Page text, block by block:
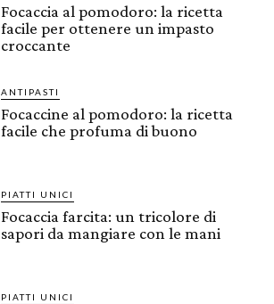
Focaccia al pomodoro: la ricetta
facile per ottenere un impasto
croccante
ANTIPASTI
Focaccine al pomodoro: la ricetta
facile che profuma di buono
PIATTI UNICI
Focaccia farcita: un tricolore di
sapori da mangiare con le mani
PIATTI UNICI